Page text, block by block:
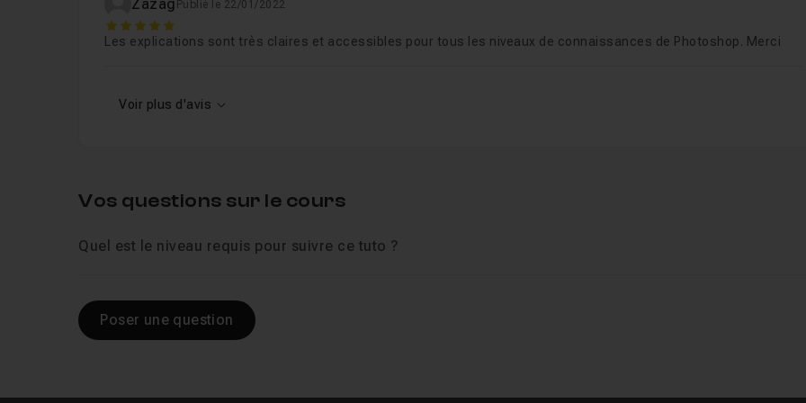
Zazag Publié le 22/01/2022
5
Les explications sont très claires et accessibles pour tous les niveaux de connaissances de Photoshop. Merci
Voir plus d'avis
Vos questions sur le cours
Quel est le niveau requis pour suivre ce tuto ?
Poser une question